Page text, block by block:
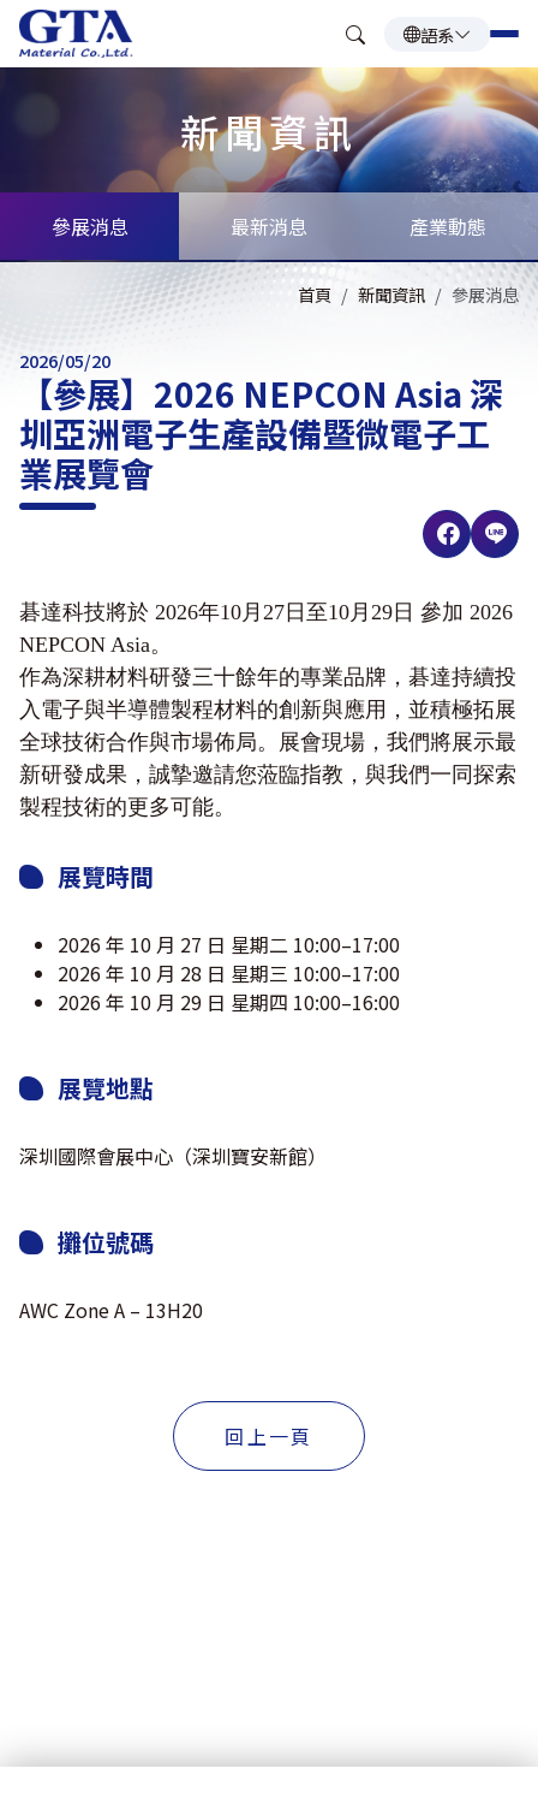
語系
新聞資訊
參展消息 最新消息 產業動態
首頁 新聞資訊 參展消息
2026/05/20
【參展】2026 NEPCON Asia 深
圳亞洲電子生產設備暨微電子工
業展覽會
碁達科技將於 2026年10月27日至10月29日 參加 2026
NEPCON Asia。
作為深耕材料研發三十餘年的專業品牌，碁達持續投
入電子與半導體製程材料的創新與應用，並積極拓展
全球技術合作與市場佈局。展會現場，我們將展示最
新研發成果，誠摯邀請您蒞臨指教，與我們一同探索
製程技術的更多可能。
展覽時間
2026 年 10 月 27 日 星期二 10:00–17:00
2026 年 10 月 28 日 星期三 10:00–17:00
2026 年 10 月 29 日 星期四 10:00–16:00
展覽地點
深圳國際會展中心（深圳寶安新館）
攤位號碼
AWC Zone A – 13H20
回上一頁